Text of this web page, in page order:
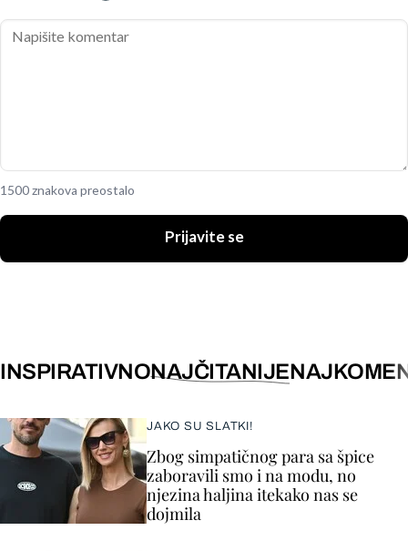
1500 znakova preostalo
Prijavite se
INSPIRATIVNONAJČITANIJE
JAKO SU SLATKI!
Zbog simpatičnog para sa špice
zaboravili smo i na modu, no
njezina haljina itekako nas se
dojmila